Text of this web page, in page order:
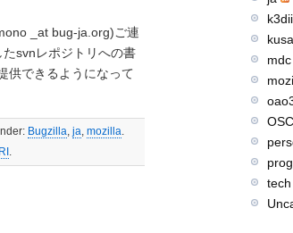
_at bug-ja.org)ご連
svnレポジトリへの書
供できるようになって
Bugzilla ja mozilla
k3dii
mdc
OSC
prog
tech